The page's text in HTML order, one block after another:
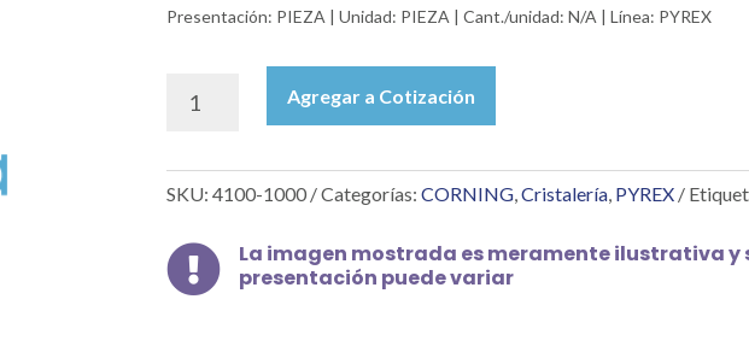
Presentación: PIEZA | Unidad: PIEZA | Cant./unidad: N/A | Línea: PYREX
1000
MATRAZ
DE
CUELLO
CORTO
Agregar a Cotización
SKU:4100-1000 Categorías:CORNING,Cristalería, PYREX

La imagen mostrada es meramente ilustrativa y
presentación puede variar